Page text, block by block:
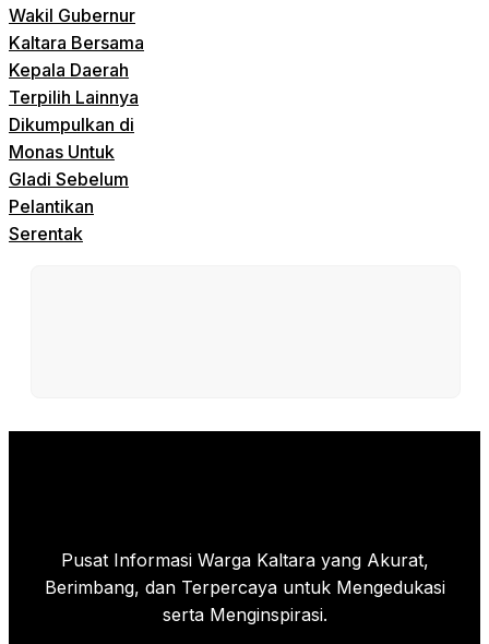
Wakil Gubernur
Kaltara Bersama
Kepala Daerah
Terpilih Lainnya
Dikumpulkan di
Monas Untuk
Gladi Sebelum
Pelantikan
Serentak
Pusat Informasi Warga Kaltara yang Akurat,
Berimbang, dan Terpercaya untuk Mengedukasi
serta Menginspirasi.